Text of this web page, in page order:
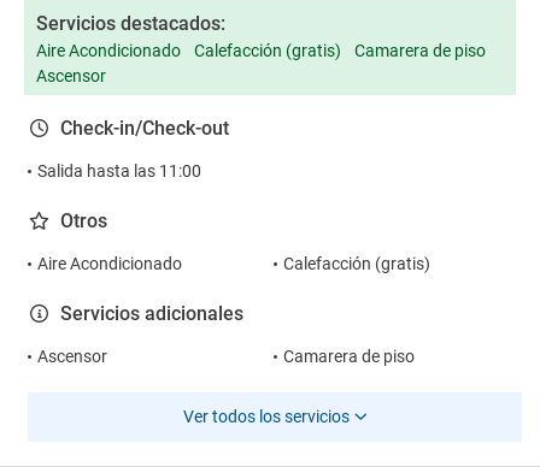
Servicios destacados:
Aire Acondicionado Calefacción (gratis)
Camarera de piso
Ascensor
Check-in/Check-out
Salida hasta las 11:00
Otros
Aire Acondicionado Calefacción (gratis)
Servicios adicionales
Ascensor Camarera de piso
Ver todos los servicios